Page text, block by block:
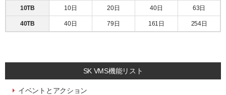
10TB 10日 20日 40日 63日
40TB 40日 79日 161日 254日
SK VMS機能リスト
イベントとアクション